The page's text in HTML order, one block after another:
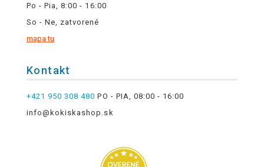
Po - Pia, 8:00 - 16:00
So - Ne, zatvorené
mapa tu
Kontakt
+421 950 308 480 PO - PIA, 08:00 - 16:00
info@kokiskashop.sk